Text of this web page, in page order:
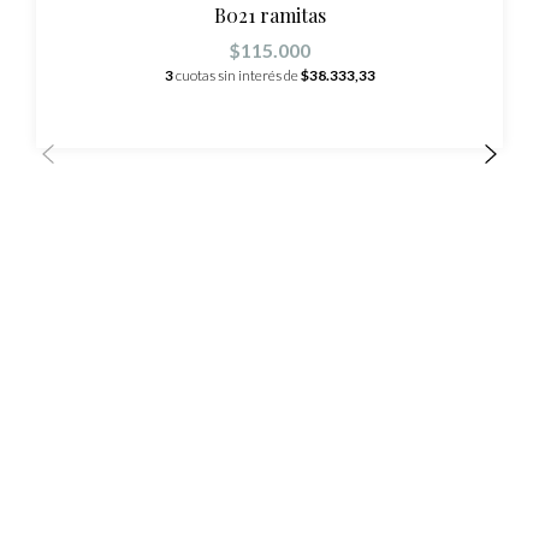
B021 ramitas
$115.000
3cuotas sin interés de$38.333,33